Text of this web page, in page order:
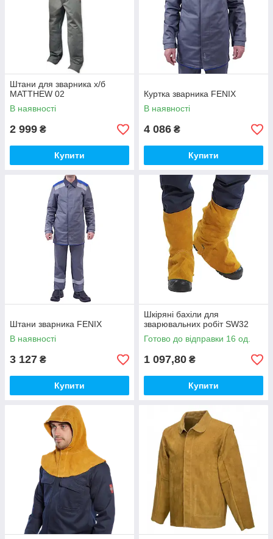
Штани для зварника х/б
MATTHEW 02
В наявності
2 999 ₴
Купити
Куртка зварника FENIX
В наявності
4 086 ₴
Купити
Штани зварника FENIX
В наявності
3 127 ₴
Купити
Шкіряні бахіли для
зварювальних робіт SW32
Готово до відправки 16 од.
1 097,80 ₴
Купити